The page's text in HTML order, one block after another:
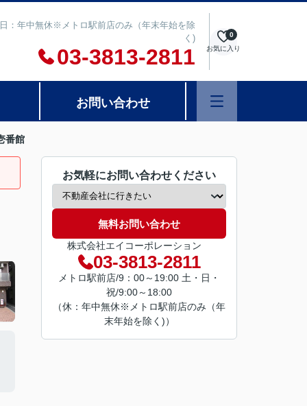
：年中無休※メトロ駅前店のみ（年末年始を除
く)
03-3813-2811 お気に入り
0
お問い合わせ
番館
お気軽にお問い合わせください
無料お問い合わせ
株式会社エイコーポレーション
03-3813-2811
メトロ駅前店/9：00～19:00 土・日・
祝/9:00～18:00
（休：年中無休※メトロ駅前店のみ（年
末年始を除く)）